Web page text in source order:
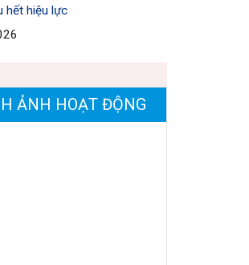
hết hiệu lực
ẢNH HOẠT ĐỘNG